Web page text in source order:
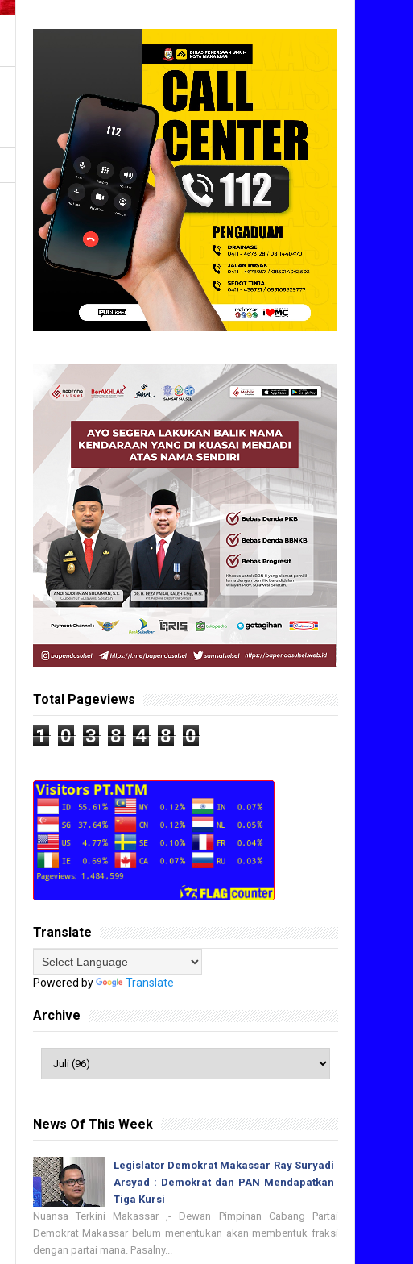
Total Pageviews
1 0 3 8 4 8 0
Translate
Powered by Translate
Archive
News Of This Week
Legislator Demokrat Makassar Ray Suryadi
Arsyad : Demokrat dan PAN Mendapatkan
Tiga Kursi
Nuansa Terkini Makassar ,- Dewan Pimpinan Cabang Partai
Demokrat Makassar belum menentukan akan membentuk fraksi
dengan partai mana. Pasalny...